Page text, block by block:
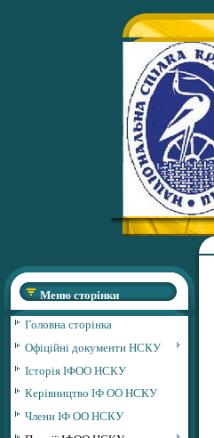
Меню сторінки
Головна сторінка
Офіційні документи НСКУ
Історія ІФОО НСКУ
Керівництво ІФ ОО НСКУ
Члени ІФ ОО НСКУ